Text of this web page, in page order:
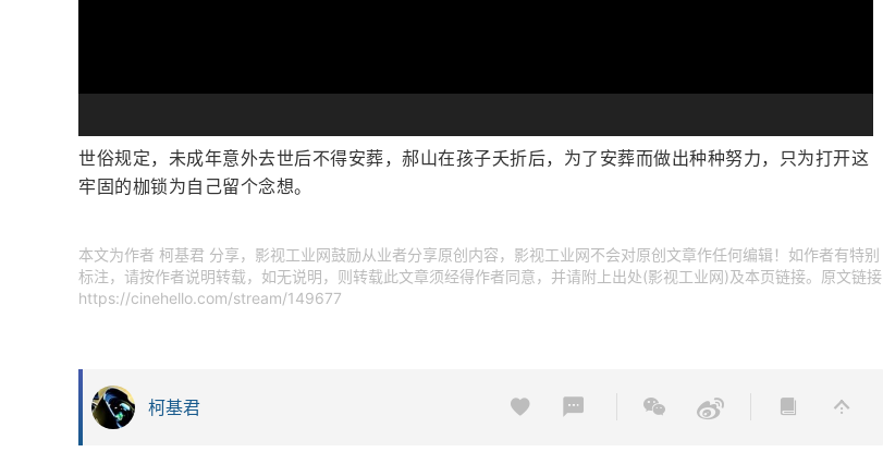
世俗规定，未成年意外去世后不得安葬，郝山在孩子夭折后，为了安葬而做出种种努力，只为打开这
牢固的枷锁为自己留个念想。
本文为作者 柯基君 分享，影视工业网鼓励从业者分享原创内容，影视工业网不会对原创文章作任何编辑！如作者有特别
标注，请按作者说明转载，如无说明，则转载此文章须经得作者同意，并请附上出处(影视工业网)及本页链接。原文链接
https://cinehello.com/stream/149677
柯基君